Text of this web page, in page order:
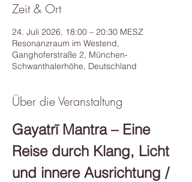
Zeit & Ort
24. Juli 2026, 18:00 – 20:30 MESZ
Resonanzraum im Westend,
Ganghoferstraße 2, München-
Schwanthalerhöhe, Deutschland
Über die Veranstaltung
Gayatrī Mantra – Eine
Reise durch Klang, Licht
und innere Ausrichtung /